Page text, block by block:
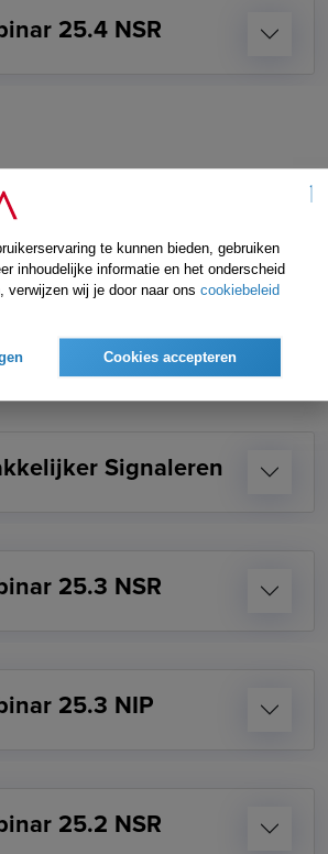
25.4 NSR
25.4 NIP
Signaleren
25.3 NSR
25.3 NIP
25.2 NSR
te kunnen bieden, gebruiken
inhoudelijke informatie en het onderscheid
verwijzen wij je door naar ons cookiebeleid
Cookies accepteren